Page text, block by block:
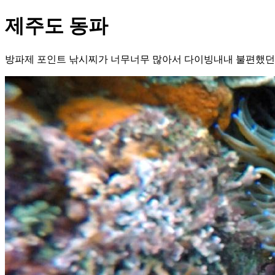
제주도 동파
방파제 포인트 낚시찌가 너무너무 많아서 다이빙내내 불편했